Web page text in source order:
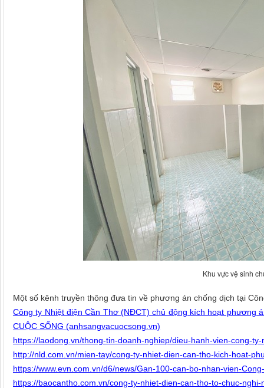
Khu vực vệ sinh
Một số kênh truyền thông đưa tin về phương án chống dịch tại
Công ty Nhiệt điện Cần Thơ (NĐCT) chủ động kích hoạt phương
CUỘC SỐNG (anhsangvacuocsong.vn)
https://laodong.vn/thong-tin-doanh-nghiep/dieu-hanh-vien-cong-
http://nld.com.vn/mien-tay/cong-ty-nhiet-dien-can-tho-kich-hoat-
https://www.evn.com.vn/d6/news/Gan-100-can-bo-nhan-vien-
https://baocantho.com.vn/cong-ty-nhiet-dien-can-tho-to-chuc-